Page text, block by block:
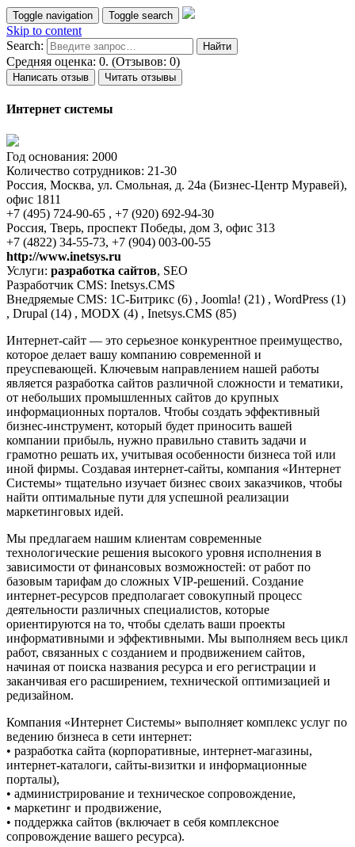
Toggle navigation Toggle search
Skip to content
Search:
Средняя оценка: 0. (Отзывов: 0)
Написать отзыв Читать отзывы
Интернет системы
Год основания: 2000
Количество сотрудников: 21-30
Россия, Москва, ул. Смольная, д. 24а (Бизнес-Центр Муравей),
офис 1811
+7 (495) 724-90-65 , +7 (920) 692-94-30
Россия, Тверь, проспект Победы, дом 3, офис 313
+7 (4822) 34-55-73, +7 (904) 003-00-55
http://www.inetsys.ru
Услуги: разработка сайтов, SEO
Разработчик CMS: Inetsys.CMS
Внедряемые CMS: 1С-Битрикс (6) , Joomla! (21) , WordPress (1)
, Drupal (14) , MODX (4) , Inetsys.CMS (85)
Интернет-сайт — это серьезное конкурентное преимущество,
которое делает вашу компанию современной и
преуспевающей. Ключевым направлением нашей работы
является разработка сайтов различной сложности и тематики,
от небольших промышленных сайтов до крупных
информационных порталов. Чтобы создать эффективный
бизнес-инструмент, который будет приносить вашей
компании прибыль, нужно правильно ставить задачи и
грамотно решать их, учитывая особенности бизнеса той или
иной фирмы. Создавая интернет-сайты, компания «Интернет
Системы» тщательно изучает бизнес своих заказчиков, чтобы
найти оптимальные пути для успешной реализации
маркетинговых идей.
Мы предлагаем нашим клиентам современные
технологические решения высокого уровня исполнения в
зависимости от финансовых возможностей: от работ по
базовым тарифам до сложных VIP-решений. Создание
интернет-ресурсов предполагает совокупный процесс
деятельности различных специалистов, которые
ориентируются на то, чтобы сделать ваши проекты
информативными и эффективными. Мы выполняем весь цикл
работ, связанных с созданием и продвижением сайтов,
начиная от поиска названия ресурса и его регистрации и
заканчивая его расширением, технической оптимизацией и
редизайном.
Компания «Интернет Системы» выполняет комплекс услуг по
ведению бизнеса в сети интернет:
• разработка сайта (корпоративные, интернет-магазины,
интернет-каталоги, сайты-визитки и информационные
порталы),
• администрирование и техническое сопровождение,
• маркетинг и продвижение,
• поддержка сайтов (включает в себя комплексное
сопровождение вашего ресурса).